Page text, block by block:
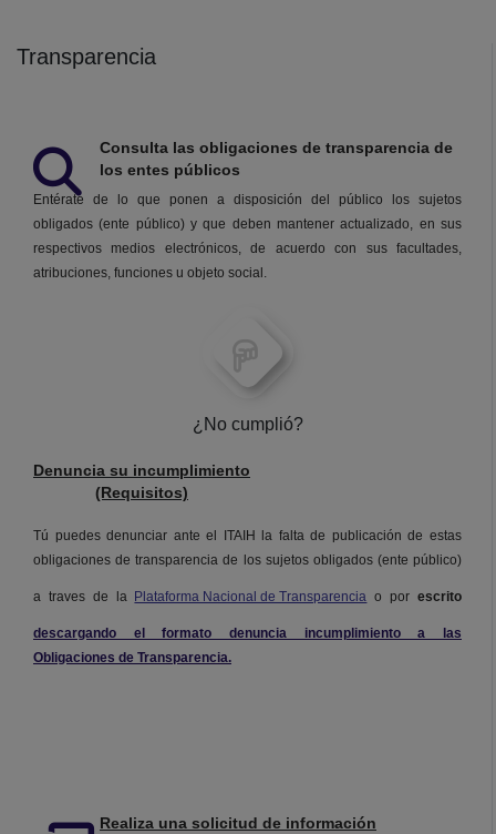
Transparencia
Consulta las obligaciones de transparencia de
los entes públicos
Entérate de lo que ponen a disposición del público los sujetos
obligados (ente público) y que deben mantener actualizado, en sus
respectivos medios electrónicos, de acuerdo con sus facultades,
atribuciones, funciones u objeto social.
¿No cumplió?
Denuncia su incumplimiento
(Requisitos)
Tú puedes denunciar ante el ITAIH la falta de publicación de estas
obligaciones de transparencia de los sujetos obligados (ente público)
a traves de la Plataforma Nacional de Transparencia o porescrito
descargando el formato denuncia incumplimiento a las
Obligaciones de Transparencia.
Realiza una solicitud de información